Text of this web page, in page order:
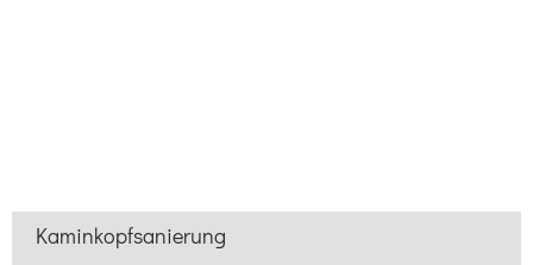
Kaminkopfsanierung